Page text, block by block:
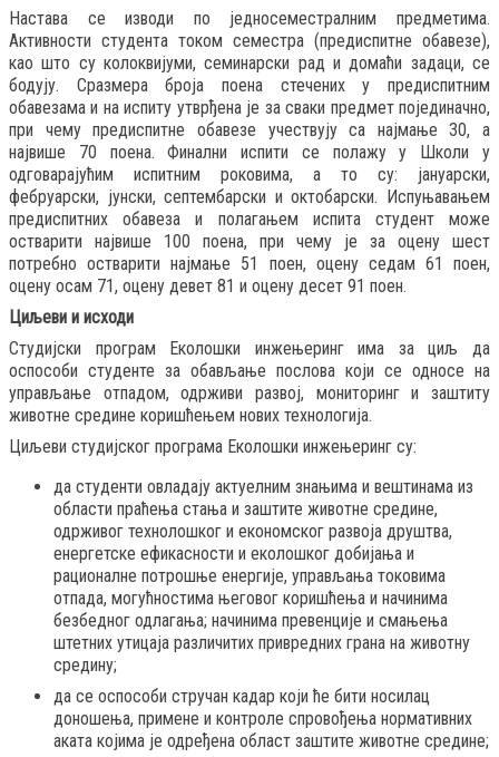
Настава се изводи по једносеместралним предметима.
Aктивности студента током семестра (предиспитне обавезе),
као што су колоквијуми, семинарски рад и домаћи задаци, се
бодују. Сразмера броја поена стечених у предиспитним
обавезама и на испиту утврђена је за сваки предмет појединачно,
при чему предиспитне обавезе учествују са најмање 30, а
највише 70 поена. Финални испити се полажу у Школи у
одговарајућим испитним роковима, а то су: јануарски,
фебруарски, јунски, септембарски и октобарски. Испуњавањем
предиспитних обавеза и полагањем испита студент може
остварити највише 100 поена, при чему је за оцену шест
потребно остварити најмање 51 поен, оцену седам 61 поен,
оцену осам 71, оцену девет 81 и оцену десет 91 поен.
Циљеви и исходи
Студијски програм Еколошки инжењеринг има за циљ да
оспособи студенте за обављање послова који се односе на
управљање отпадом, одрживи развој, мониторинг и заштиту
животне средине коришћењем нових технологија.
Циљеви студијског програма Еколошки инжењеринг су:
да студенти овладају актуелним знањима и вештинама из
области праћења стања и заштите животне средине,
одрживог технолошког и економског развоја друштва,
енергетске ефикасности и еколошког добијања и
рационалне потрошње енергије, управљања токовима
отпада, могућностима његовог коришћења и начинима
безбедног одлагања; начинима превенције и смањења
штетних утицаја различитих привредних грана на животну
средину;
да се оспособи стручан кадар који ће бити носилац
доношења, примене и контроле спровођења нормативних
аката којима је одређена област заштите животне средине;